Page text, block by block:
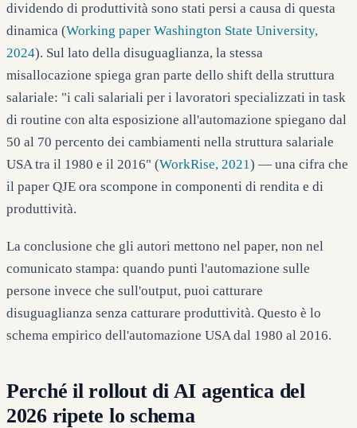
dividendo di produttività sono stati persi a causa di questa
dinamica (Working paper Washington State University,
2024). Sul lato della disuguaglianza, la stessa
misallocazione spiega gran parte dello shift della struttura
salariale: "i cali salariali per i lavoratori specializzati in task
di routine con alta esposizione all'automazione spiegano dal
50 al 70 percento dei cambiamenti nella struttura salariale
USA tra il 1980 e il 2016" (WorkRise, 2021) — una cifra che
il paper QJE ora scompone in componenti di rendita e di
produttività.
La conclusione che gli autori mettono nel paper, non nel
comunicato stampa: quando punti l'automazione sulle
persone invece che sull'output, puoi catturare
disuguaglianza senza catturare produttività. Questo è lo
schema empirico dell'automazione USA dal 1980 al 2016.
Perché il rollout di AI agentica del
2026 ripete lo schema